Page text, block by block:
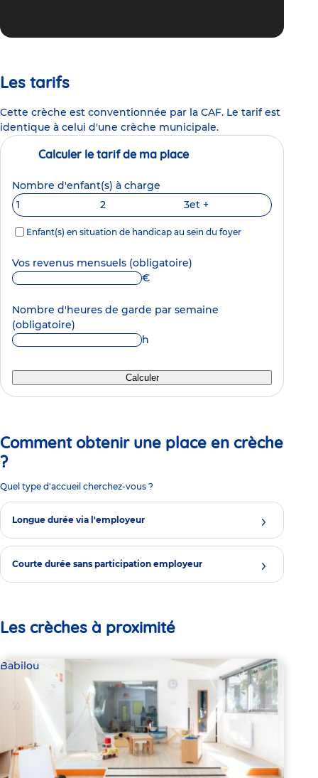
Les tarifs
Cette crèche est conventionnée par la CAF. Le tarif est
identique à celui d'une crèche municipale.
Calculer le tarif de ma place
Nombre d'enfant(s) à charge
1
2 3et +
Enfant(s) en situation de handicap au sein du foyer
Vos revenus mensuels (obligatoire)
€
Nombre d'heures de garde par semaine
(obligatoire)
h
Calculer
Comment obtenir une place en crèche
?
Quel type d'accueil cherchez-vous ?
Longue durée via l'employeur
Courte durée sans participation employeur
Les crèches à proximité
Babilou